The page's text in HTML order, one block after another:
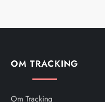
i
o
OM TRACKING
Om Tracking